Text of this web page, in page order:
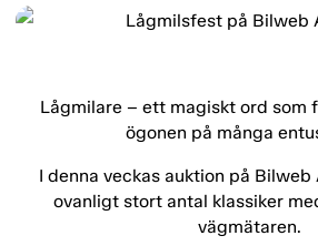
Lågmilare – ett magiskt ord som
ögonen på många
I denna veckas auktion på
ovanligt stort antal klassiker
vägmätaren.